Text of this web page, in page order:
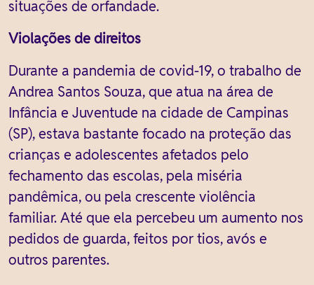
situações de orfandade.
Violações de direitos
Durante a pandemia de covid-19, o trabalho de
Andrea Santos Souza, que atua na área de
Infância e Juventude na cidade de Campinas
(SP), estava bastante focado na proteção das
crianças e adolescentes afetados pelo
fechamento das escolas, pela miséria
pandêmica, ou pela crescente violência
familiar. Até que ela percebeu um aumento nos
pedidos de guarda, feitos por tios, avós e
outros parentes.